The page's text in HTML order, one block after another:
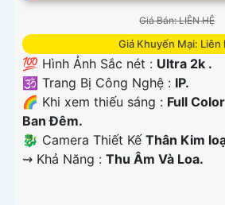
Giá Bán: LIÊN HỆ
Giá Khuyến Mại: Liên
💯 Hình Ảnh Sắc nét : Ultra 2k .
🕉️ Trang Bị Công Nghệ : IP.
🌈 Khi xem thiếu sáng : Full
Ban Ðêm.
🐉️ Camera Thiết Kế Thân Kim
️⇝ Khả Năng : Thu Âm Và Loa.